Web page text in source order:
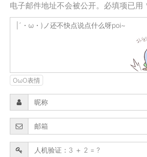
电子邮件地址不会被公开。必填项已用
OωO表情